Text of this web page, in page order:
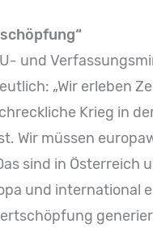
und
„Wir erleben
Krieg in
Wir müssen
sind in
und international